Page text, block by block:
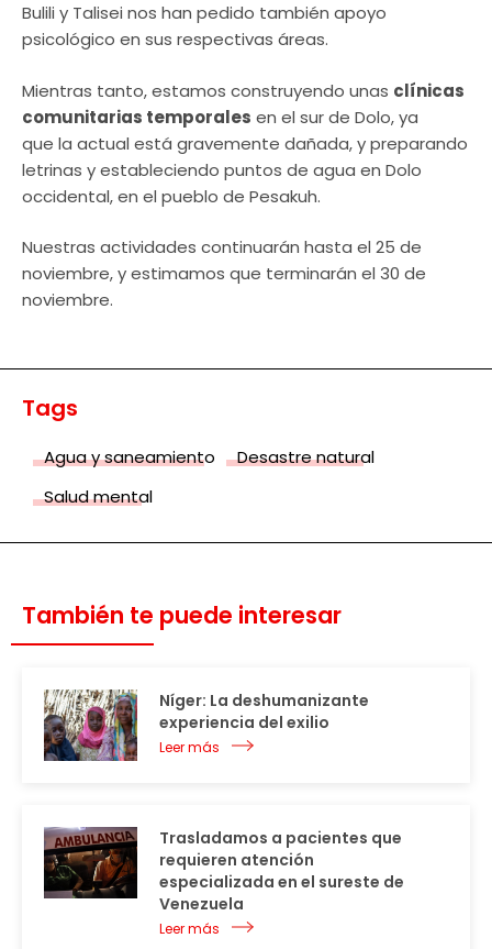
Bulili y Talisei nos han pedido también apoyo
psicológico en sus respectivas áreas.
Mientras tanto, estamos construyendo unas clínicas
comunitarias temporales en el sur de Dolo, ya
que la actual está gravemente dañada, y preparando
letrinas y estableciendo puntos de agua en Dolo
occidental, en el pueblo de Pesakuh.
Nuestras actividades continuarán hasta el 25 de
noviembre, y estimamos que terminarán el 30 de
noviembre.
Tags
Agua y saneamiento
Desastre natural
Salud mental
También te puede interesar
Níger: La deshumanizante
experiencia del exilio
Leer más
Trasladamos a pacientes que
requieren atención
especializada en el sureste de
Venezuela
Leer más